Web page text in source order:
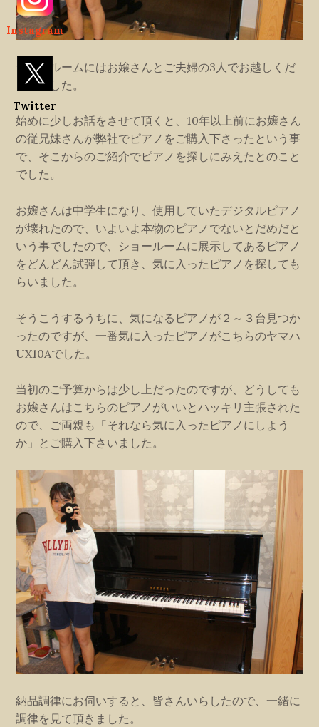
Instagram
Twitter
ショールームにはお嬢さんとご夫婦の3人でお越しくだ
さいました。
始めに少しお話をさせて頂くと、10年以上前にお嬢さん
の従兄妹さんが弊社でピアノをご購入下さったという事
で、そこからのご紹介でピアノを探しにみえたとのこと
でした。
お嬢さんは中学生になり、使用していたデジタルピアノ
が壊れたので、いよいよ本物のピアノでないとだめだと
いう事でしたので、ショールームに展示してあるピアノ
をどんどん試弾して頂き、気に入ったピアノを探しても
らいました。
そうこうするうちに、気になるピアノが２～３台見つか
ったのですが、一番気に入ったピアノがこちらのヤマハ
UX10Aでした。
当初のご予算からは少し上だったのですが、どうしても
お嬢さんはこちらのピアノがいいとハッキリ主張された
ので、ご両親も「それなら気に入ったピアノにしよう
か」とご購入下さいました。
納品調律にお伺いすると、皆さんいらしたので、一緒に
調律を見て頂きました。